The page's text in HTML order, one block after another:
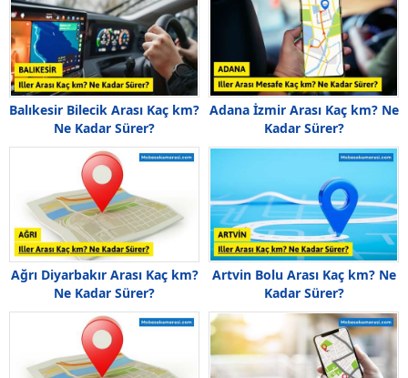
Balıkesir Bilecik Arası Kaç km?
Ne Kadar Sürer?
Adana İzmir Arası Kaç km? Ne
Kadar Sürer?
Ağrı Diyarbakır Arası Kaç km?
Ne Kadar Sürer?
Artvin Bolu Arası Kaç km? Ne
Kadar Sürer?